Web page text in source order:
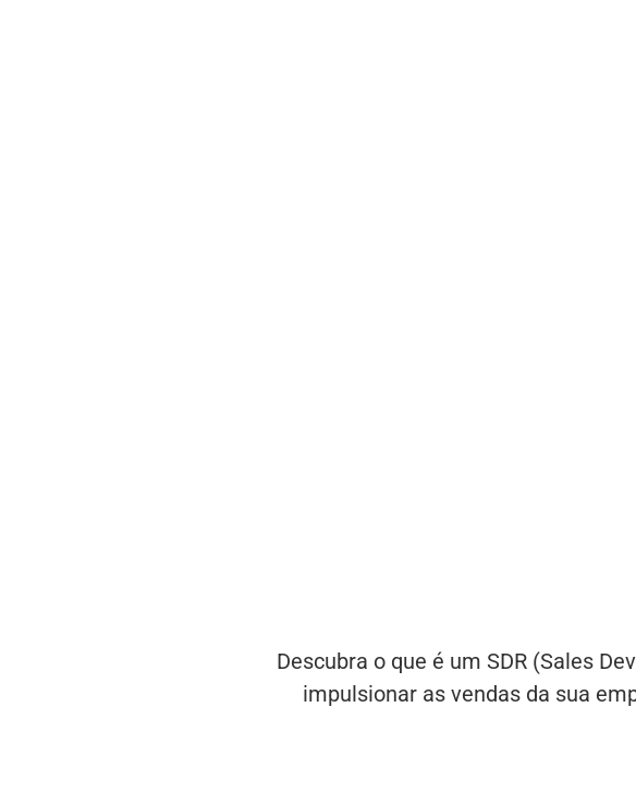
Descubra o que é um SDR (Sales
impulsionar as vendas da sua